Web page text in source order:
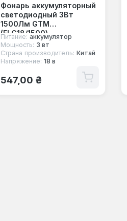
Фонарь аккумуляторный
светодиодный 3Вт
1500Лм GTM
(FLС18/1500)
Питание: аккумулятор
Мощность: 3 вт
Страна производитель: Китай
Напряжение: 18 в
Обычная цена:
547,00 ₴